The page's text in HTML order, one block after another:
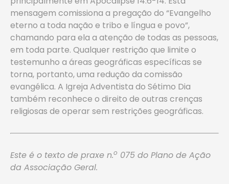
mensagem comissiona a pregação do “Evangelho
eterno a toda nação e tribo e língua e povo”,
chamando para ela a atenção de todas as pessoas,
em toda parte. Qualquer restrição que limite o
testemunho a áreas geográficas específicas se
torna, portanto, uma redução da comissão
evangélica. A Igreja Adventista do Sétimo Dia
também reconhece o direito de outras crenças
religiosas de operar sem restrições geográficas.
Este é o texto de praxe n.o 075 do Plano de Ação
da Associação Geral.